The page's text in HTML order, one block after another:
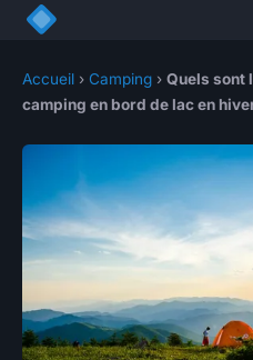
Accueil › Camping › Quels sont
camping en bord de lac en